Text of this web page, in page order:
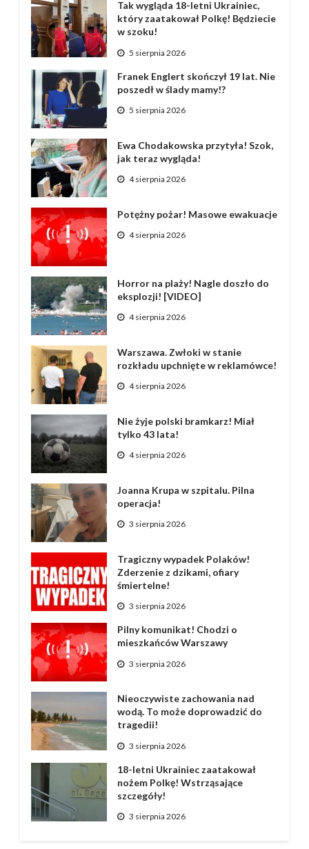
Tak wygląda 18-letni Ukrainiec,
który zaatakował Polkę! Będziecie
w szoku!
5 sierpnia 2026
Franek Englert skończył 19 lat. Nie
poszedł w ślady mamy!?
5 sierpnia 2026
Ewa Chodakowska przytyła! Szok,
jak teraz wygląda!
4 sierpnia 2026
Potężny pożar! Masowe ewakuacje
4 sierpnia 2026
Horror na plaży! Nagle doszło do
eksplozji! [VIDEO]
4 sierpnia 2026
Warszawa. Zwłoki w stanie
rozkładu upchnięte w reklamówce!
4 sierpnia 2026
Nie żyje polski bramkarz! Miał
tylko 43 lata!
4 sierpnia 2026
Joanna Krupa w szpitalu. Pilna
operacja!
3 sierpnia 2026
Tragiczny wypadek Polaków!
Zderzenie z dzikami, ofiary
śmiertelne!
3 sierpnia 2026
Pilny komunikat! Chodzi o
mieszkańców Warszawy
3 sierpnia 2026
Nieoczywiste zachowania nad
wodą. To może doprowadzić do
tragedii!
3 sierpnia 2026
18-letni Ukrainiec zaatakował
nożem Polkę! Wstrząsające
szczegóły!
3 sierpnia 2026